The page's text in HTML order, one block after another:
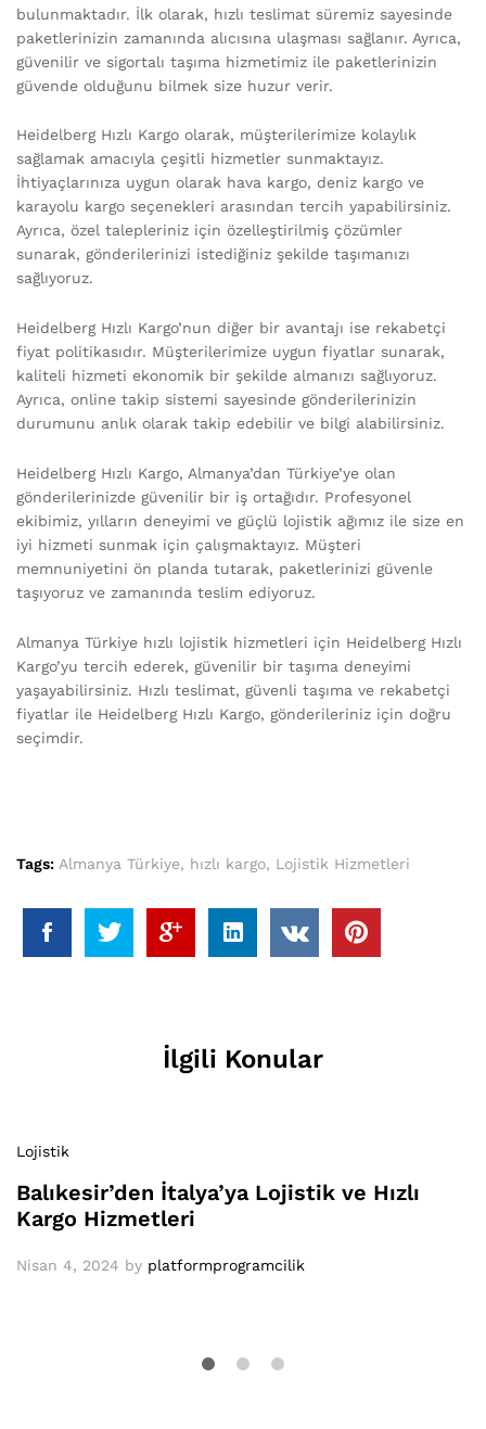
bulunmaktadır. İlk olarak, hızlı teslimat süremiz sayesinde
paketlerinizin zamanında alıcısına ulaşması sağlanır. Ayrıca,
güvenilir ve sigortalı taşıma hizmetimiz ile paketlerinizin
güvende olduğunu bilmek size huzur verir.
Heidelberg Hızlı Kargo olarak, müşterilerimize kolaylık
sağlamak amacıyla çeşitli hizmetler sunmaktayız.
İhtiyaçlarınıza uygun olarak hava kargo, deniz kargo ve
karayolu kargo seçenekleri arasından tercih yapabilirsiniz.
Ayrıca, özel talepleriniz için özelleştirilmiş çözümler
sunarak, gönderilerinizi istediğiniz şekilde taşımanızı
sağlıyoruz.
Heidelberg Hızlı Kargo’nun diğer bir avantajı ise rekabetçi
fiyat politikasıdır. Müşterilerimize uygun fiyatlar sunarak,
kaliteli hizmeti ekonomik bir şekilde almanızı sağlıyoruz.
Ayrıca, online takip sistemi sayesinde gönderilerinizin
durumunu anlık olarak takip edebilir ve bilgi alabilirsiniz.
Heidelberg Hızlı Kargo, Almanya’dan Türkiye’ye olan
gönderilerinizde güvenilir bir iş ortağıdır. Profesyonel
ekibimiz, yılların deneyimi ve güçlü lojistik ağımız ile size en
iyi hizmeti sunmak için çalışmaktayız. Müşteri
memnuniyetini ön planda tutarak, paketlerinizi güvenle
taşıyoruz ve zamanında teslim ediyoruz.
Almanya Türkiye hızlı lojistik hizmetleri için Heidelberg Hızlı
Kargo’yu tercih ederek, güvenilir bir taşıma deneyimi
yaşayabilirsiniz. Hızlı teslimat, güvenli taşıma ve rekabetçi
fiyatlar ile Heidelberg Hızlı Kargo, gönderileriniz için doğru
seçimdir.
Tags: Almanya Türkiye, hızlı kargo, Lojistik Hizmetleri
İlgili Konular
Lojistik
Balıkesir’den İtalya’ya Lojistik ve Hızlı
Kargo Hizmetleri
Nisan 4, 2024 by platformprogramcilik